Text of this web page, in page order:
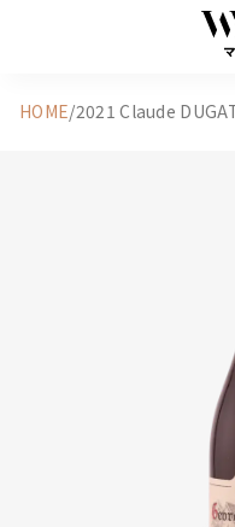
HOME/2021 Claude